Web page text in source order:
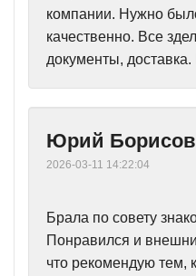
компании. Нужно
качественно. Все
документы,
Юрий Борисов
2026-03-11 14:22:04
Брала по совету
Понравился и
что рекомендую тем,